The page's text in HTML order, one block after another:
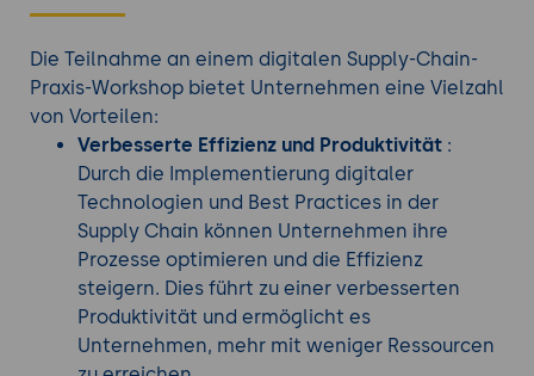
Die Teilnahme an einem digitalen Supply-Chain-
Praxis-Workshop bietet Unternehmen eine Vielzahl
von Vorteilen:
Verbesserte Effizienz und Produktivität:
Durch die Implementierung digitaler
Technologien und Best Practices in der
Supply Chain können Unternehmen ihre
Prozesse optimieren und die Effizienz
steigern. Dies führt zu einer verbesserten
Produktivität und ermöglicht es
Unternehmen, mehr mit weniger Ressourcen